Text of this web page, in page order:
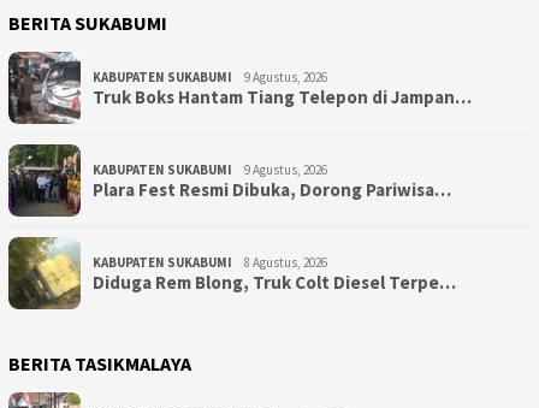
BERITA SUKABUMI
KABUPATEN SUKABUMI 9 Agustus, 2026
Truk Boks Hantam Tiang Telepon di Jampan…
KABUPATEN SUKABUMI 9 Agustus, 2026
Plara Fest Resmi Dibuka, Dorong Pariwisa…
KABUPATEN SUKABUMI 8 Agustus, 2026
Diduga Rem Blong, Truk Colt Diesel Terpe…
BERITA TASIKMALAYA